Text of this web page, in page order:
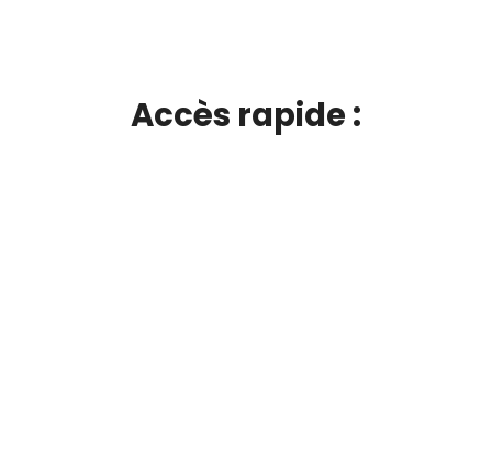
Accès rapide :